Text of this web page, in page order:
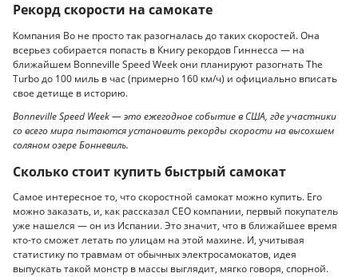
Рекорд скорости на самокате
Компания Bo не просто так разогналась до таких скоростей. Она
всерьез собирается попасть в Книгу рекордов Гиннесса — на
ближайшем Bonneville Speed Week они планируют разогнать The
Turbo до 100 миль в час (примерно 160 км/ч) и официально вписать
свое детище в историю.
Bonneville Speed Week — это ежегодное событие в США, где участники
со всего мира пытаются установить рекорды скорости на высохшем
соляном озере Бонневиль.
Сколько стоит купить быстрый самокат
Самое интересное то, что скоростной самокат можно купить. Его
можно заказать, и, как рассказал CEO компании, первый покупатель
уже нашелся — он из Испании. Это значит, что в ближайшее время
кто-то сможет летать по улицам на этой махине. И, учитывая
статистику по травмам от обычных электросамокатов, идея
выпускать такой монстр в массы выглядит, мягко говоря, спорной.